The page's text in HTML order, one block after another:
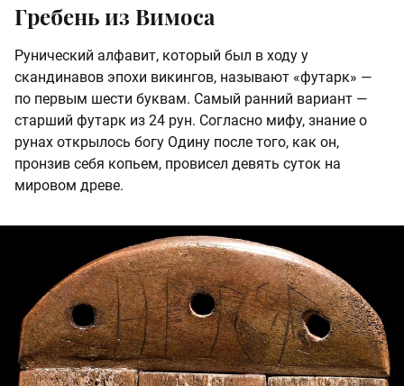
Гребень из Вимоса
Рунический алфавит, который был в ходу у
скандинавов эпохи викингов, называют «футарк» —
по первым шести буквам. Самый ранний вариант —
старший футарк из 24 рун. Согласно мифу, знание о
рунах открылось богу Одину после того, как он,
пронзив себя копьем, провисел девять суток на
мировом древе.